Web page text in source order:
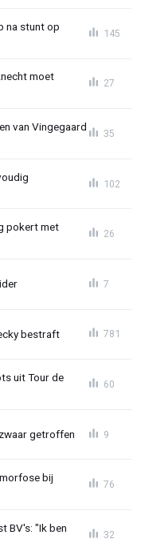
na stunt op
145
moet
27
van Vingegaard
35
102
pokert met
26
7
bestraft 781
uit Tour de
60
getroffen 9
bij
76
BV's: "Ik ben
32